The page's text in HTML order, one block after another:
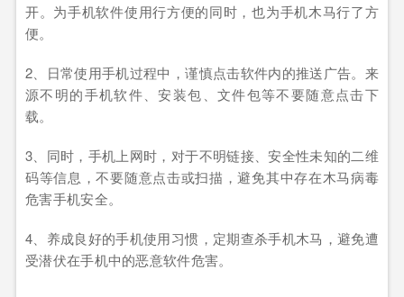
开。为手机软件使用行方便的同时，也为手机木马行了方
便。
2、日常使用手机过程中，谨慎点击软件内的推送广告。来
源不明的手机软件、安装包、文件包等不要随意点击下
载。
3、同时，手机上网时，对于不明链接、安全性未知的二维
码等信息，不要随意点击或扫描，避免其中存在木马病毒
危害手机安全。
4、养成良好的手机使用习惯，定期查杀手机木马，避免遭
受潜伏在手机中的恶意软件危害。